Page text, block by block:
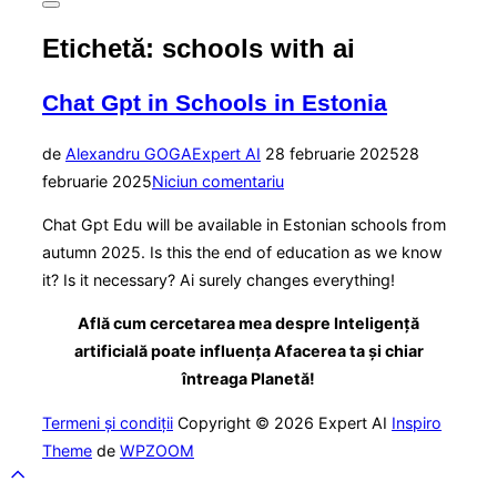
Comută
bara
la
navigare
Etichetă: schools with ai
Chat Gpt in Schools in Estonia
de Alexandru GOGAExpert AI Publicat
pe
28 februarie 202528
februarie 2025Niciun comentariu
Chat Gpt Edu will be available in Estonian schools from
autumn 2025. Is this the end of education as we know
it? Is it necessary? Ai surely changes everything!
Află cum cercetarea mea despre Inteligență
artificială poate influența Afacerea ta și chiar
întreaga Planetă!
Termeni și condiții Copyright © 2026 Expert AI Inspiro
Theme de WPZOOM